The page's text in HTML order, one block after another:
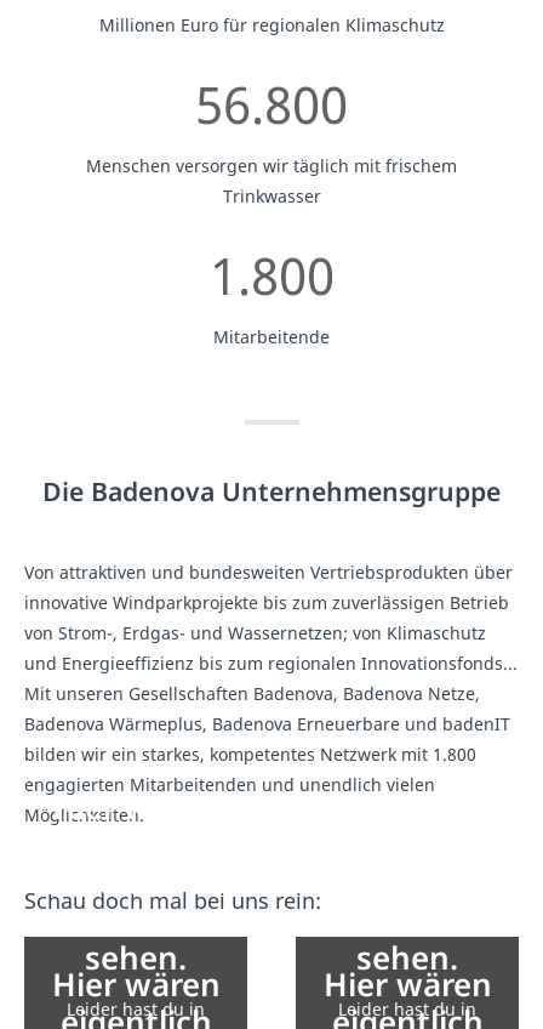
Millionen Euro für regionalen Klimaschutz
56.800
Menschen versorgen wir täglich mit frischem
Trinkwasser
1.800
Mitarbeitende
Die Badenova Unternehmensgruppe
Von attraktiven und bundesweiten Vertriebsprodukten über
innovative Windparkprojekte bis zum zuverlässigen Betrieb
von Strom-, Erdgas- und Wassernetzen; von Klimaschutz
und Energieeffizienz bis zum regionalen Innovationsfonds...
Mit unseren Gesellschaften Badenova, Badenova Netze,
Badenova Wärmeplus, Badenova Erneuerbare und badenIT
bilden wir ein starkes, kompetentes Netzwerk mit 1.800
engagierten Mitarbeitenden und unendlich vielen
Möglichkeiten.
Schau doch mal bei uns rein:
Hier wären
Inhalte von
YouTube zu
sehen.
Leider hast du in
YouTube zu
sehen.
Leider hast du in
Hier wären
Hier wären